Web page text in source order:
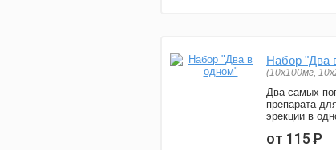
Набор "Два
(10x100мг,
Два самых
препарата
эрекции в
от 115Р